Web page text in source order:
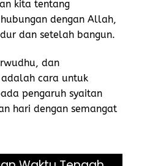
kita tentang
dengan Allah,
dan setelah bangun.
dan
cara untuk
pengaruh syaitan
hari dengan semangat